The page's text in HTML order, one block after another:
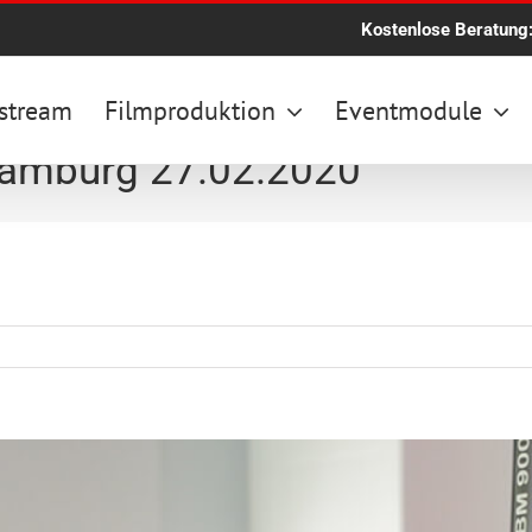
Kostenlose Beratung:
Filmproduktion Eventmodule
27.02.2020